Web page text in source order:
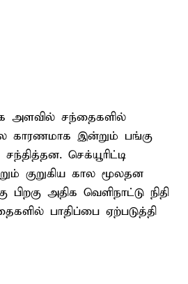
அளவில் சந்தைகளில்
காரணமாக இன்றும் பங்கு
செக்யூரிட்டி
குறுகிய கால மூலதன
அதிக வெளிநாட்டு நிதி
பாதிப்பை ஏற்படுத்தி